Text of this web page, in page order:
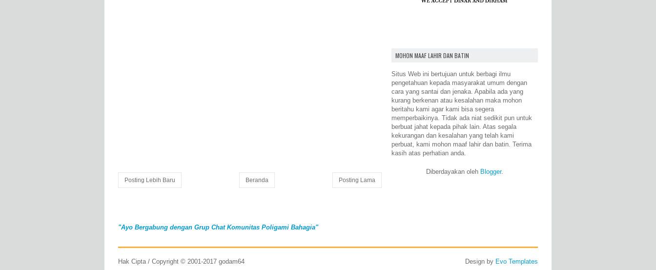
Posting Lebih Baru Posting Lama
Beranda
"Ayo Bergabung dengan Grup Chat Komunitas Poligami Bahagia"
MOHON MAAF LAHIR DAN BATIN
Situs Web ini bertujuan untuk berbagi ilmu
pengetahuan kepada masyarakat umum dengan
cara yang santai dan jenaka. Apabila ada yang
kurang berkenan atau kesalahan maka mohon
beritahu kami agar kami bisa segera
memperbaikinya. Tidak ada niat sedikit pun untuk
berbuat jahat kepada pihak lain. Atas segala
kekurangan dan kesalahan yang telah kami
perbuat, kami mohon maaf lahir dan batin. Terima
kasih atas perhatian anda.
Diberdayakan oleh Blogger.
Hak Cipta / Copyright © 2001-2017 godam64 Design by Evo Templates